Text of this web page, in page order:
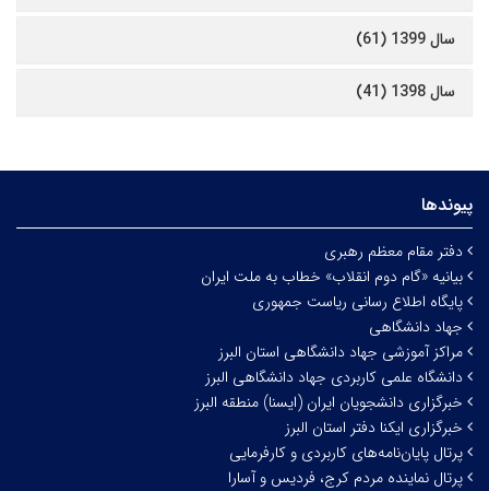
سال 1399 (61)
سال 1398 (41)
پیوندها
دفتر مقام معظم رهبری
بیانیه «گام دوم انقلاب» خطاب به ملت ایران
پایگاه اطلاع رسانی ریاست جمهوری
جهاد دانشگاهی
مراکز آموزشی جهاد دانشگاهی استان البرز
دانشگاه علمی کاربردی جهاد دانشگاهی البرز
خبرگزاری دانشجویان ایران (ایسنا) منطقه البرز
خبرگزاری ایکنا دفتر استان البرز
پرتال پایان‌نامه‌های کاربردی و کارفرمایی
پرتال نماینده مردم کرج، فردیس و آسارا